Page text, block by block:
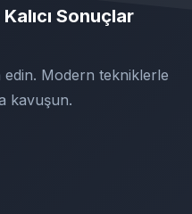
Sonuçlar
edin. Modern tekniklerle
kavuşun.